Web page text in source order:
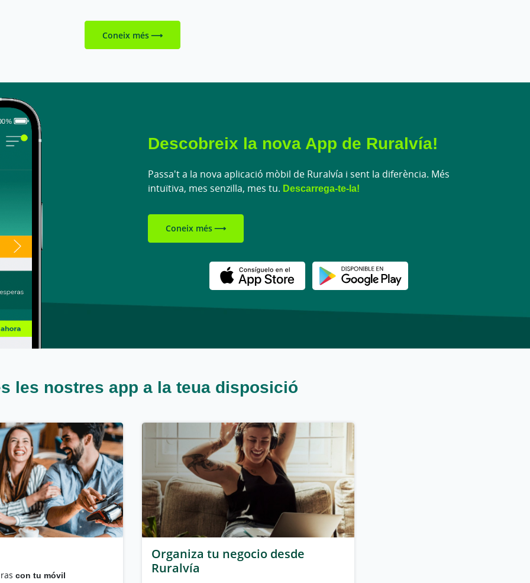
Coneix més
Descobreix la nova App de Ruralvía!
Passa't a la nova aplicació mòbil de Ruralvía i sent la diferència. Més
intuïtiva, mes senzilla, mes tu. Descarrega-te-la!
Coneix més
Descargar en Google Play
les nostres app a la teua disposició
con tu móvil
Organiza tu negocio desde
Ruralvía